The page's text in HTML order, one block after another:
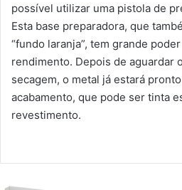
possível utilizar uma pistola de
Esta base preparadora, que
“fundo laranja”, tem grande
rendimento. Depois de aguardar
secagem, o metal já estará
acabamento, que pode ser tinta
revestimento.